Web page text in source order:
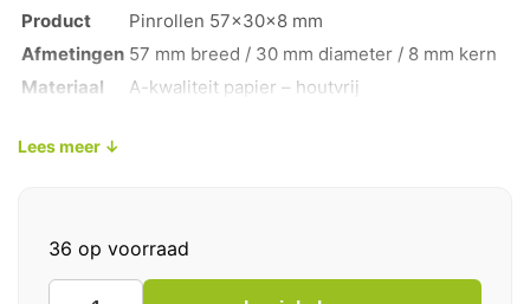
Product
Pinrollen 57x30x8 mm
Afmetingen 57 mm breed / 30 mm diameter / 8 mm kern
Materiaal
A-kwaliteit papier – houtvrij
Aantal
Lees meer ↓
36 op voorraad